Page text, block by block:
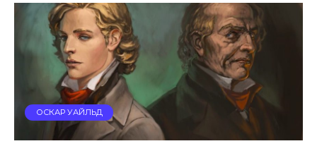
ОСКАР УАЙЛЬД